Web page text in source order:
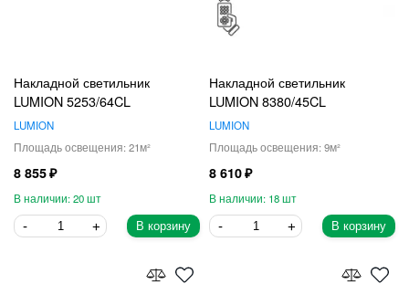
Накладной светильник
LUMION 5253/64CL
LUMION
21
8 855
20
В корзину
Накладной светильник
LUMION 8380/45CL
LUMION
9
8 610
18
В корзину